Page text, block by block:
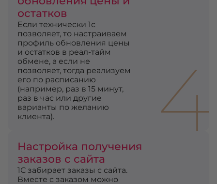
остатков
Если технически 1с
позволяет, то настраиваем
профиль обновления цены
и остатков в реал-тайм
обмене, а если не
позволяет, тогда реализуем
его по расписанию
(например, раз в 15 минут,
раз в час или другие
варианты по желанию
клиента).
4
Настройка получения
заказов с сайта
1С забирает заказы с сайта.
Вместе с заказом можно